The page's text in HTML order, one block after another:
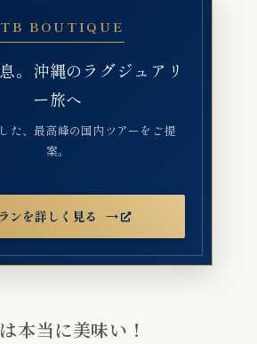
BOUTIQUE
。沖縄のラグジュアリ
ー旅へ
た、最高峰の国内ツアーをご提
案。
ンを詳しく見る →
本当に美味い！